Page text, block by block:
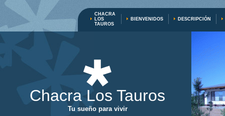
CHACRA
LOS
TAUROS
BIENVENIDOS DESCRIPCIÓN
Chacra Los Tauros
Tu sueño para vivir